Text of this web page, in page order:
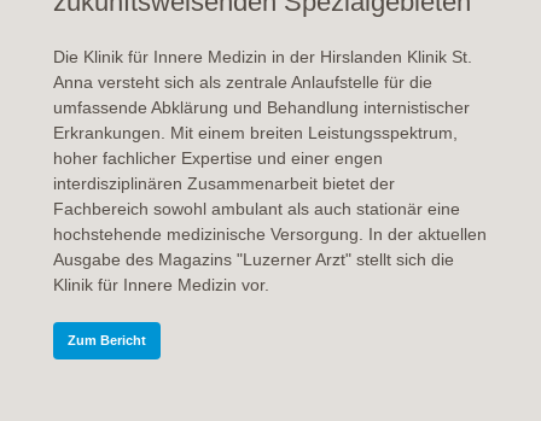
Die Klinik für Innere Medizin in der Hirslanden Klinik St.
Anna versteht sich als zentrale Anlaufstelle für die
umfassende Abklärung und Behandlung internistischer
Erkrankungen. Mit einem breiten Leistungsspektrum,
hoher fachlicher Expertise und einer engen
interdisziplinären Zusammenarbeit bietet der
Fachbereich sowohl ambulant als auch stationär eine
hochstehende medizinische Versorgung. In der aktuellen
Ausgabe des Magazins "Luzerner Arzt" stellt sich die
Klinik für Innere Medizin vor.
Zum Bericht